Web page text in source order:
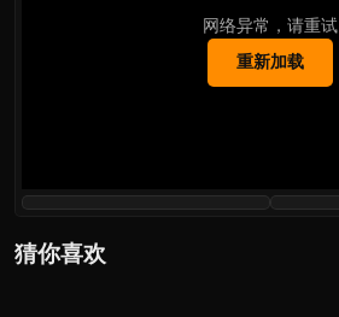
网络异常，请重试
重新加载
猜你喜欢